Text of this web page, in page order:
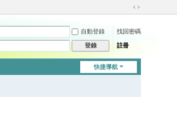
切
到
自動登錄
找回密碼
登錄 註冊
快捷導航